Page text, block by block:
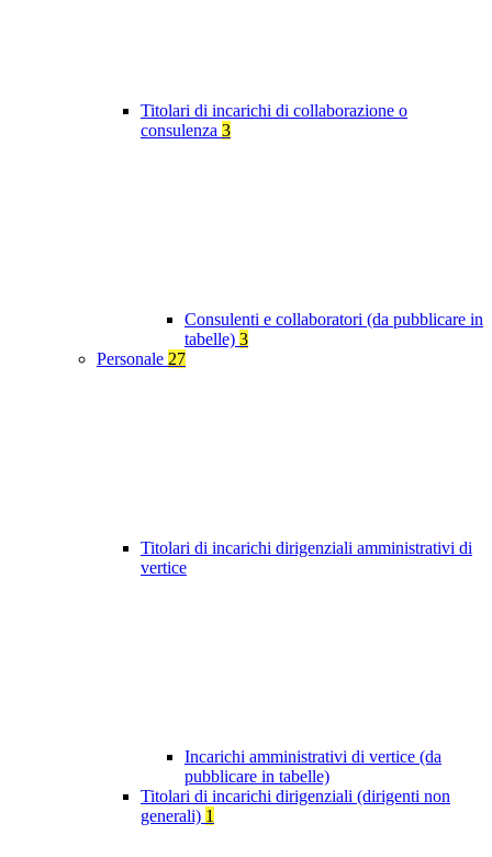
Titolari di incarichi di collaborazione o
consulenza 3
Consulenti e collaboratori (da pubblicare in
tabelle) 3
Personale 27
Titolari di incarichi dirigenziali amministrativi di
vertice
Incarichi amministrativi di vertice (da
pubblicare in tabelle)
Titolari di incarichi dirigenziali (dirigenti non
generali) 1